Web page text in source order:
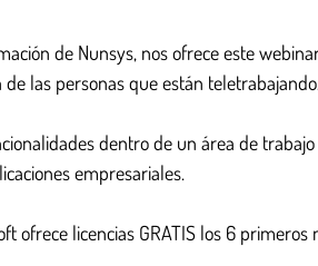
de Nunsys, nos ofrece este
las personas que están teletrabajando.
dentro de un área de
empresariales.
ofrece licencias GRATIS los 6 primeros